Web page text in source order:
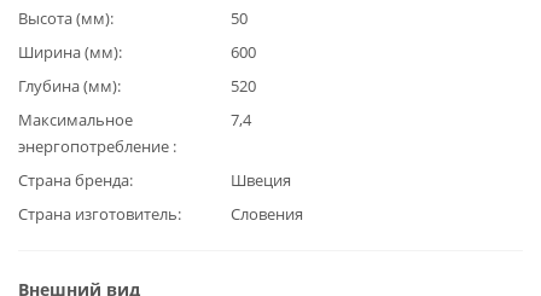
Высота (мм)
50
Ширина (мм)
600
Глубина (мм)
520
Максимальное
энергопотребление
7,4
Страна бренда
Швеция
Страна изготовитель
Словения
Внешний вид